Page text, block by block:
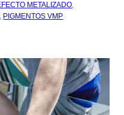
METALIZADO,
, PIGMENTOS VMP